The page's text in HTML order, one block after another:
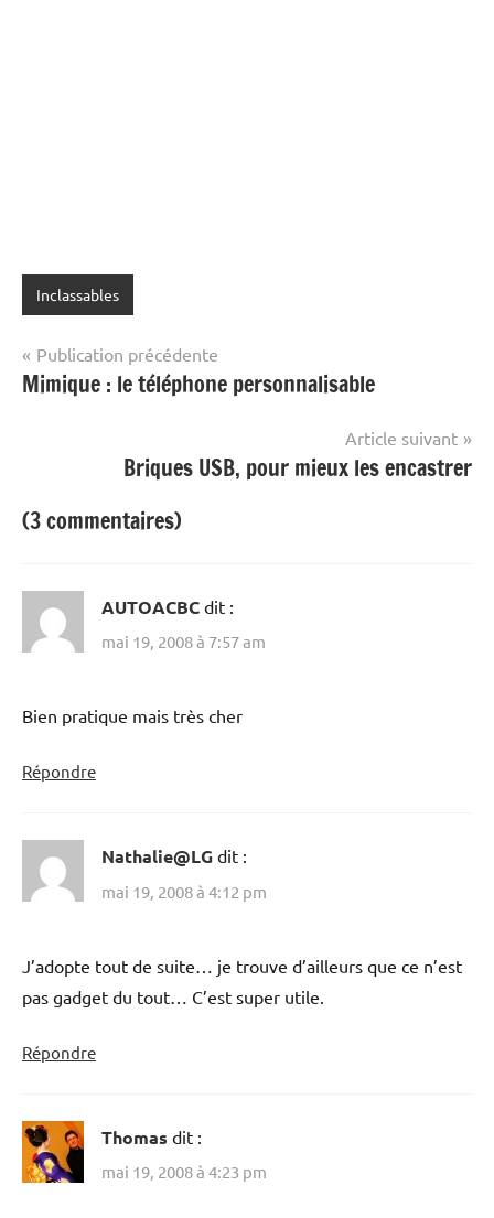
Inclassables
Navigation
de
Publication précédente
Mimique : le téléphone personnalisable
Article suivant
Briques USB, pour mieux les encastrer
(3 commentaires)
AUTOACBC dit :
mai 19, 2008 à 7:57 am
Bien pratique mais très cher
Répondre
Nathalie@LG dit :
mai 19, 2008 à 4:12 pm
J’adopte tout de suite… je trouve d’ailleurs que ce n’est
pas gadget du tout… C’est super utile.
Répondre
Thomas dit :
mai 19, 2008 à 4:23 pm